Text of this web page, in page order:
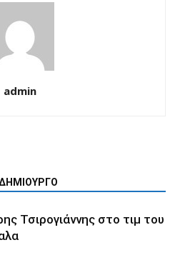
admin
Τσιρογιάννης στο τιμ του